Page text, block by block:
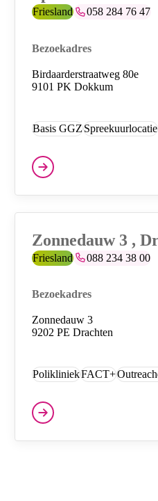
Provincie:
Friesland Telefoonummer:
058 284 76 47
Bezoekadres
Birdaarderstraatweg 80e
9101 PK Dokkum
Diensten
Basis GGZSpreekuurlocatie
Zonnedauw 3 ,
Provincie:
Friesland Telefoonummer:
088 234 38 00
Bezoekadres
Zonnedauw 3
9202 PE Drachten
PolikliniekFACT+